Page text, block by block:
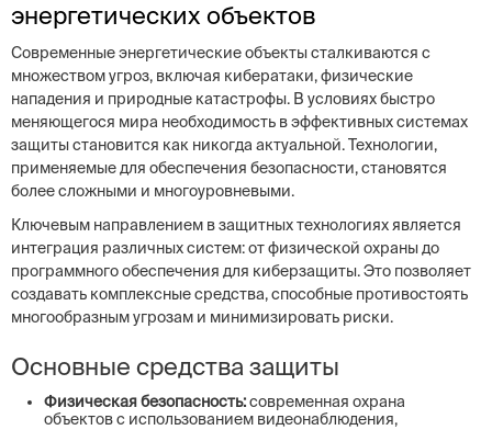
энергетических объектов
Современные энергетические объекты сталкиваются с
множеством угроз, включая кибератаки, физические
нападения и природные катастрофы. В условиях быстро
меняющегося мира необходимость в эффективных системах
защиты становится как никогда актуальной. Технологии,
применяемые для обеспечения безопасности, становятся
более сложными и многоуровневыми.
Ключевым направлением в защитных технологиях является
интеграция различных систем: от физической охраны до
программного обеспечения для киберзащиты. Это позволяет
создавать комплексные средства, способные противостоять
многообразным угрозам и минимизировать риски.
Основные средства защиты
Физическая безопасность:современная охрана
объектов с использованием видеонаблюдения,